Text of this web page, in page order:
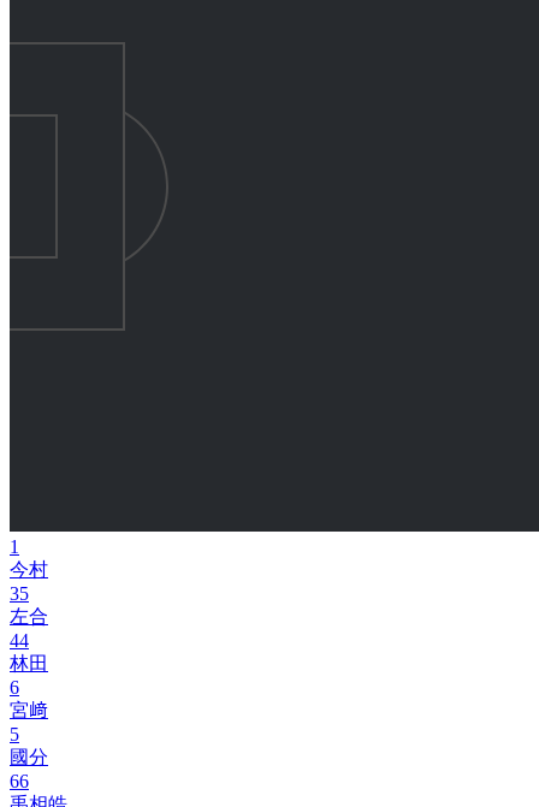
1
今村
35
左合
44
林田
6
宮﨑
5
國分
66